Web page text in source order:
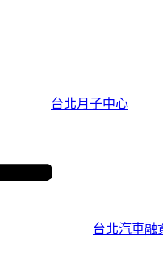
台北月子中心
台北汽車融